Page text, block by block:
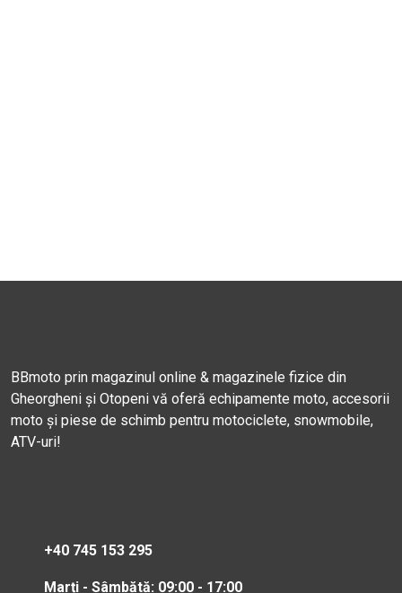
BBmoto prin magazinul online & magazinele fizice din
Gheorgheni și Otopeni vă oferă echipamente moto, accesorii
moto și piese de schimb pentru motociclete, snowmobile,
ATV-uri!
+40 745 153 295
Marți - Sâmbătă: 09:00 - 17:00